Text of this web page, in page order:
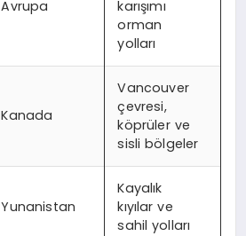
Avrupa
karışımı
orman
yolları
Kanada
Vancouver
çevresi,
köprüler ve
sisli bölgeler
Yunanistan
Kayalık
kıyılar ve
sahil yolları